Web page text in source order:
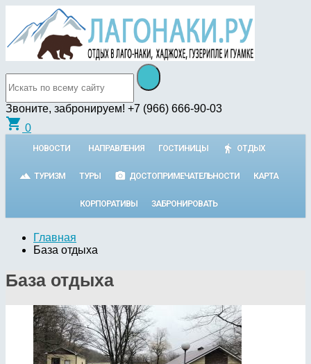
Звоните, забронируем! +7 (966) 666-90-03
shopping_cart 0
НОВОСТИ НАПРАВЛЕНИЯ ГОСТИНИЦЫ ОТДЫХ
ТУРИЗМ ТУРЫ ДОСТОПРИМЕЧАТЕЛЬНОСТИ КАРТА
КОРПОРАТИВЫ ЗАБРОНИРОВАТЬ
Главная
База отдыха
База отдыха